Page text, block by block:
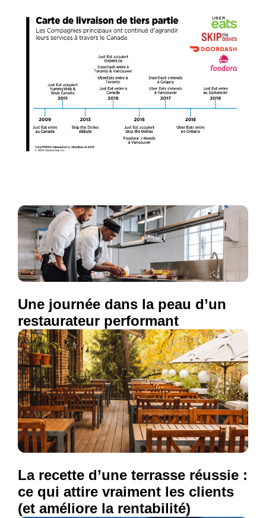
Une journée dans la peau d’un
restaurateur performant
La recette d’une terrasse réussie :
ce qui attire vraiment les clients
(et améliore la rentabilité)